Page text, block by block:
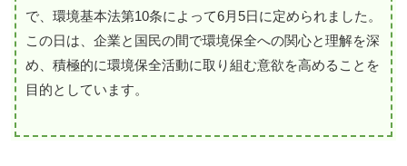
で、環境基本法第10条によって6月5日に定められました。
この日は、企業と国民の間で環境保全への関心と理解を深
め、積極的に環境保全活動に取り組む意欲を高めることを
目的としています。